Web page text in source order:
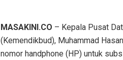
MASAKINI.CO – Kepala Pusat
(Kemendikbud), Muhammad
nomor handphone (HP) untuk